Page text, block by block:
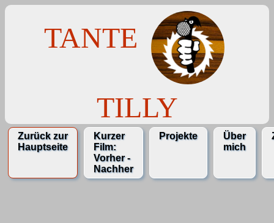
TANTE
TILLY
Zurück zur
Hauptseite
Kurzer
Film:
Vorher -
Nachher
Projekte
Über
mich